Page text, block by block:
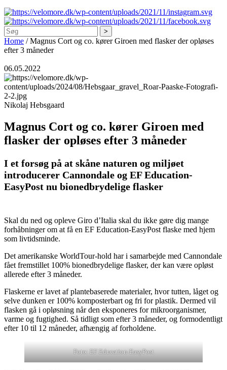
Søg
Home /Magnus Cort og co. kører Giroen med flasker der opløses
efter 3 måneder
06.05.2022
Nikolaj Hebsgaard
Magnus Cort og co. kører Giroen med
flasker der opløses efter 3 måneder
I et forsøg på at skåne naturen og miljøet
introducerer Cannondale og EF Education-
EasyPost nu bionedbrydelige flasker
Skal du ned og opleve Giro d’Italia skal du ikke gøre dig mange
forhåbninger om at få en EF Education-EasyPost flaske med hjem
som livtidsminde.
Det amerikanske WorldTour-hold har i samarbejde med Cannondale
fået fremstillet 100% bionedbrydelige flasker, der kan være opløst
allerede efter 3 måneder.
Flaskerne er lavet af plantebaserede materialer, hvor tutten, låget og
selve dunken er 100% komposterbart og fri for plastik. Dermed vil
flasken gå i opløsning når den eksponeres for mikroorganismer,
varme og fugtighed. Så tidligt som efter 3 måneder, og formodentligt
efter 10 til 12 måneder, afhængig af forholdene.
Foto: EF Education-EasyPost